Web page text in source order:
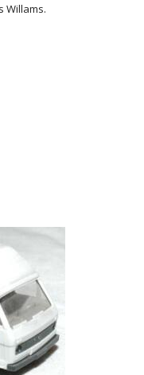
Willams.